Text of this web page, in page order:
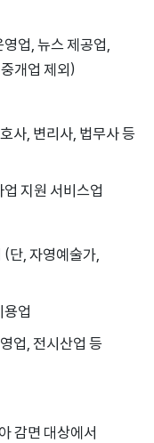
업, 뉴스 제공업,
개업 제외)
사, 변리사, 법무사 등
지원 서비스업
단, 자영예술가,
업
업, 전시산업 등
감면 대상에서